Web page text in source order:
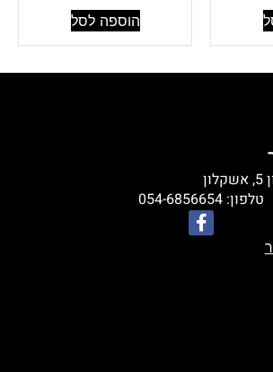
הוספה לסל
טלפון: 054-6856654